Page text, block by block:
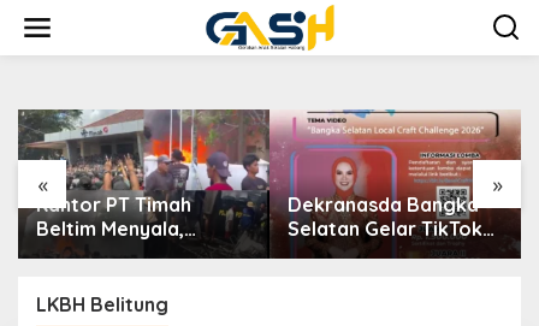
konten
« »
Kantor PT Timah
Beltim Menyala,
Ribuan Penambang
Jangan Tutup Mata
Dekranasda Bangka
Selatan Gelar TikTok
Video Competition
LKBH Belitung